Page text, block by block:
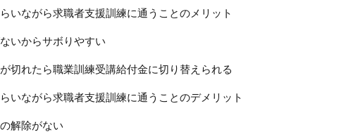
いながら求職者支援訓練に通うことのメリット
いからサボりやすい
切れたら職業訓練受講給付金に切り替えられる
いながら求職者支援訓練に通うことのデメリット
解除がない